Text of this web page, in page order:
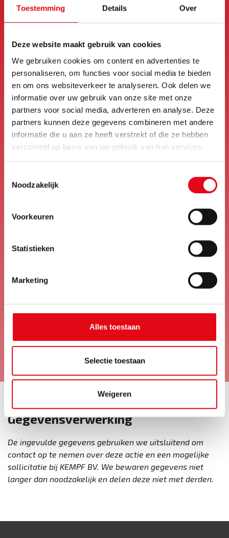
Toestemming Details Over
Deze website maakt gebruik van cookies
We gebruiken cookies om content en advertenties te
personaliseren, om functies voor social media te bieden
en om ons websiteverkeer te analyseren. Ook delen we
informatie over uw gebruik van onze site met onze
partners voor social media, adverteren en analyse. Deze
partners kunnen deze gegevens combineren met andere
informatie die u aan ze heeft verstrekt of die ze hebben
verzameld op basis van uw gebruik van hun services.
Noodzakelijk
Voorkeuren
Statistieken
Marketing
Alles toestaan
Selectie toestaan
Weigeren
Naam van de aangedragen persoon
Telefoonnummer aangedragen persoon
Leg kort uit waarom deze persoon bij KEMPF BV past!
Ik heb toestemming om deze gegevens te delen
Ja, ik heb toestemming van de aangedragen persoon om
deze gegevens te delen.
Gegevensverwerking
De ingevulde gegevens gebruiken we uitsluitend om
contact op te nemen over deze actie en een mogelijke
sollicitatie bij KEMPF BV. We bewaren gegevens niet
langer dan noodzakelijk en delen deze niet met derden.